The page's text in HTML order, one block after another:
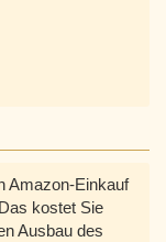
Amazon-Einkauf
kostet Sie
Ausbau des